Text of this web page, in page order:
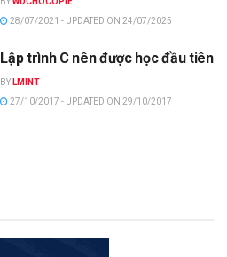
28/07/2021 - UPDATED ON 24/07/2025
Lập trình C nên được học đầu tiên
BY LMINT
27/10/2017 - UPDATED ON 29/10/2017